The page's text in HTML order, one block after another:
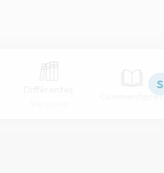
Commentaires